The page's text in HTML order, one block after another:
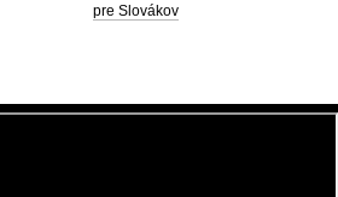
pre Slovákov